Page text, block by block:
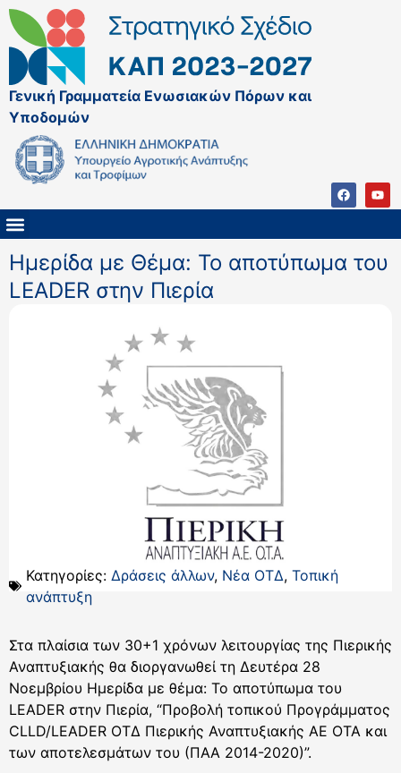
Γενική Γραμματεία Ενωσιακών Πόρων και
Υποδομών
Ημερίδα με Θέμα: Το αποτύπωμα του
LEADER στην Πιερία
Κατηγορίες: Δράσεις άλλων, Νέα ΟΤΔ, Τοπική
ανάπτυξη
Στα πλαίσια των 30+1 χρόνων λειτουργίας της Πιερικής
Αναπτυξιακής θα διοργανωθεί τη Δευτέρα 28
Νοεμβρίου Ημερίδα με θέμα: Το αποτύπωμα του
LEADER στην Πιερία, “Προβολή τοπικού Προγράμματος
CLLD/LEADER ΟΤΔ Πιερικής Αναπτυξιακής ΑΕ ΟΤΑ και
των αποτελεσμάτων του (ΠΑΑ 2014-2020)”.